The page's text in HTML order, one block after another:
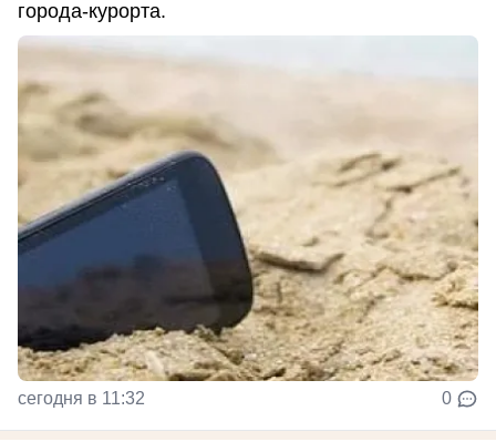
города-курорта.
сегодня в 11:32 0